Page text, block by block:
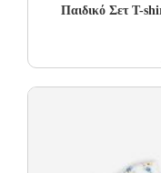
Παιδικό Σετ Τ-